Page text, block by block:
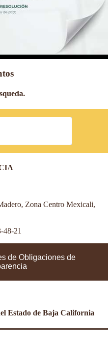
Zona Centro Mexicali,
48-21
de Obligaciones de
Estado de Baja California